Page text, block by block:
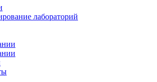
лабораторий